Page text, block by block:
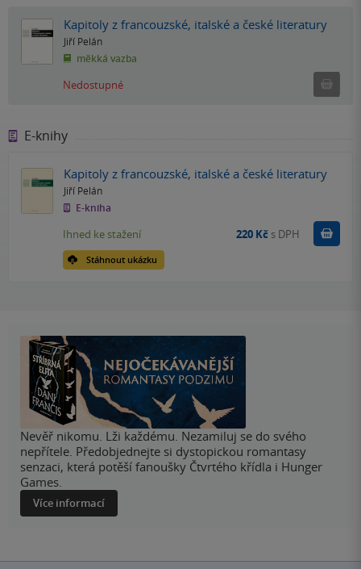
Kapitoly z francouzské, italské a české literatury
Jiří Pelán
měkká vazba
Nedostupné
E-knihy
Kapitoly z francouzské, italské a české literatury
Jiří Pelán
E-kniha
Stáhnout ukázku
Ihned ke stažení 220 Kč s DPH Koupit
Nevěř nikomu. Lži každému. Nezamiluj se do svého
nepřítele. Předobjednejte si dystopickou romantasy
senzaci, která potěší fanoušky Čtvrtého křídla i Hunger
Games.
Více informací